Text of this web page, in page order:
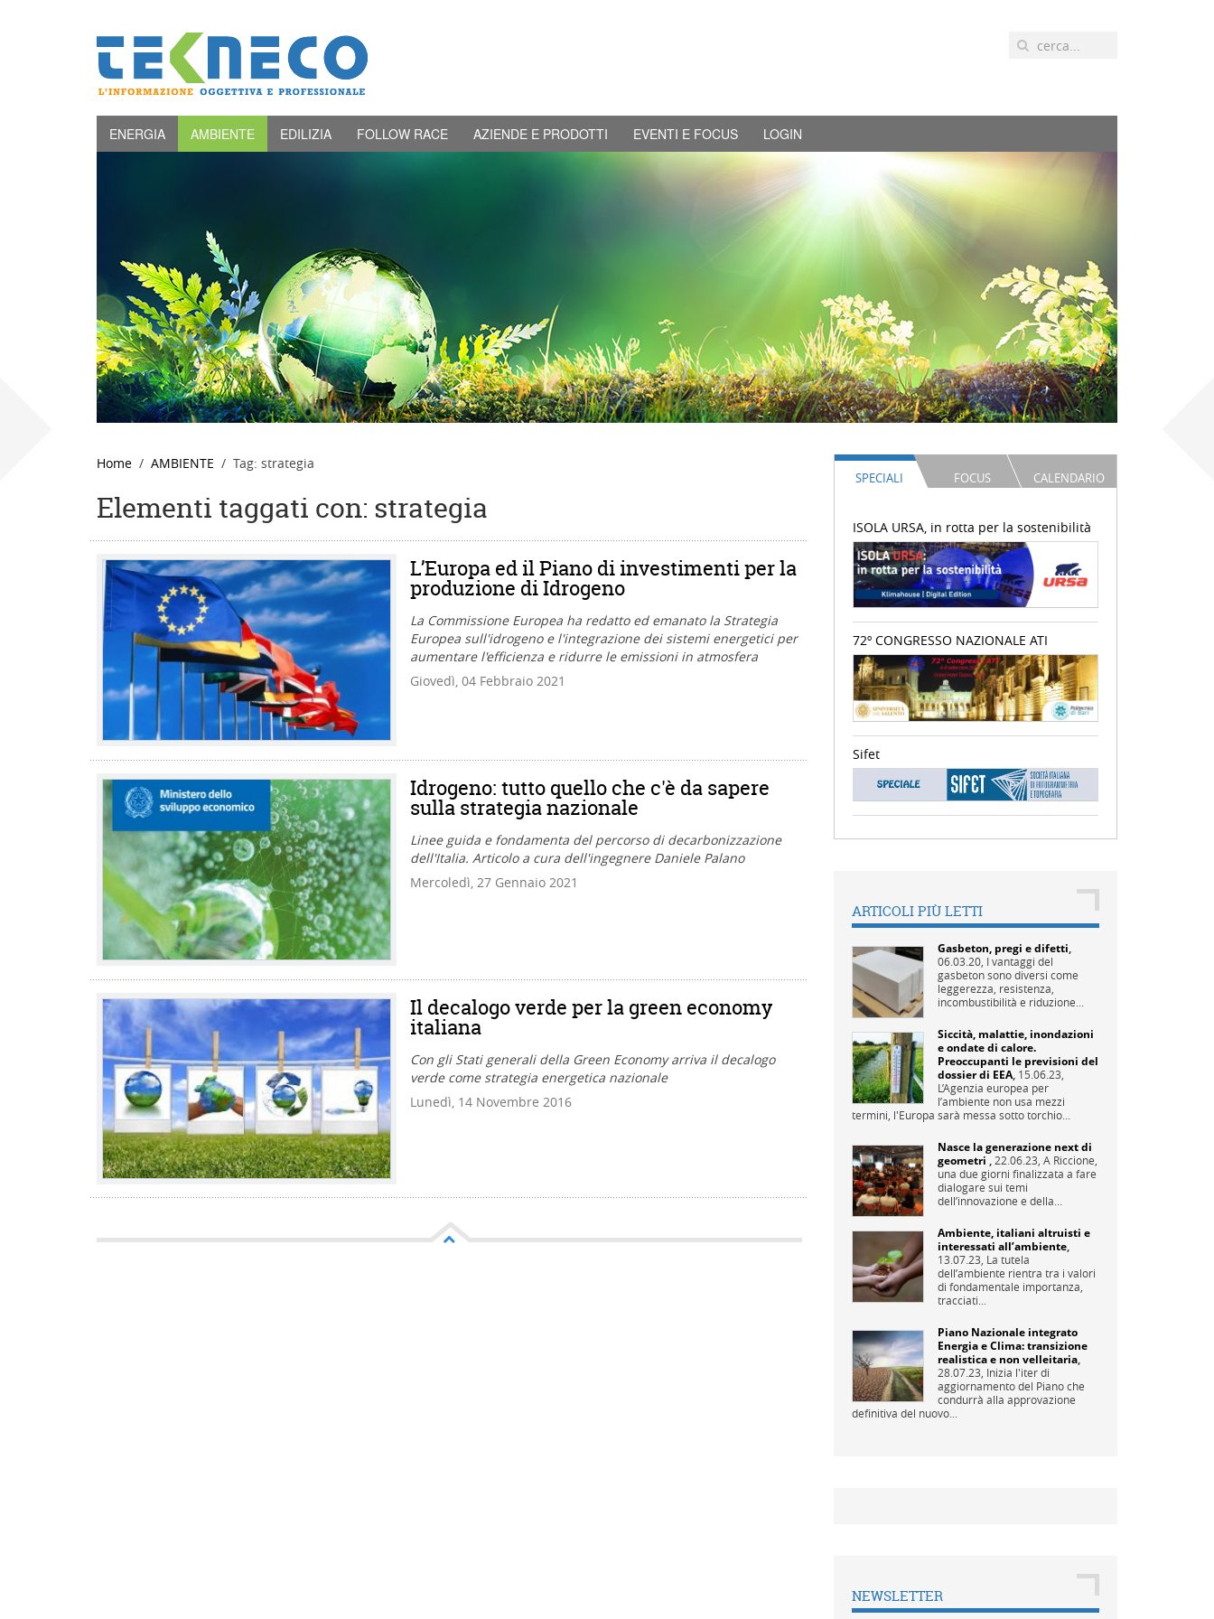
ENERGIA AMBIENTE EDILIZIA FOLLOW RACE AZIENDE E PRODOTTI EVENTI E FOCUS LOGIN
Home AMBIENTE Tag: strategia
Elementi taggati con: strategia
L’Europa ed il Piano di investimenti per la
produzione di Idrogeno
La Commissione Europea ha redatto ed emanato la Strategia
Europea sull'idrogeno e l'integrazione dei sistemi energetici per
aumentare l'efficienza e ridurre le emissioni in atmosfera
Giovedì, 04 Febbraio 2021
Idrogeno: tutto quello che c'è da sapere
sulla strategia nazionale
Linee guida e fondamenta del percorso di decarbonizzazione
dell'Italia. Articolo a cura dell'ingegnere Daniele Palano
Mercoledì, 27 Gennaio 2021
Il decalogo verde per la green economy
italiana
Con gli Stati generali della Green Economy arriva il decalogo
verde come strategia energetica nazionale
Lunedì, 14 Novembre 2016
SPECIALI FOCUS CALENDARIO
ISOLA URSA, in rotta per la sostenibilità
72º CONGRESSO NAZIONALE ATI
Sifet
ARTICOLI PIÙ LETTI
Gasbeton, pregi e difetti,
06.03.20, I vantaggi del
gasbeton sono diversi come
leggerezza, resistenza,
incombustibilità e riduzione...
Siccità, malattie, inondazioni
e ondate di calore.
Preoccupanti le previsioni del
dossier di EEA, 15.06.23,
L’Agenzia europea per
l’ambiente non usa mezzi
termini, l'Europa sarà messa sotto torchio...
Nasce la generazione next di
geometri , 22.06.23, A Riccione,
una due giorni finalizzata a fare
dialogare sui temi
dell’innovazione e della...
Ambiente, italiani altruisti e
interessati all’ambiente,
13.07.23, La tutela
dell’ambiente rientra tra i valori
di fondamentale importanza,
tracciati...
Piano Nazionale integrato
Energia e Clima: transizione
realistica e non velleitaria,
28.07.23, Inizia l'iter di
aggiornamento del Piano che
condurrà alla approvazione
definitiva del nuovo...
NEWSLETTER